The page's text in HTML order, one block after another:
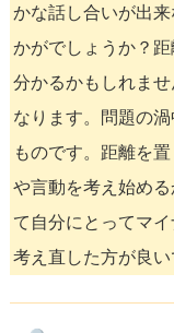
かな話し合いが出
かがでしょうか？
分かるかもしれま
なります。問題の
ものです。距離を
や言動を考え始め
て自分にとってマ
考え直した方が良い